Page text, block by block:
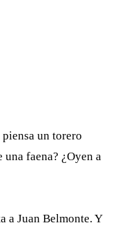
un torero
faena? ¿Oyen a
a Juan Belmonte. Y